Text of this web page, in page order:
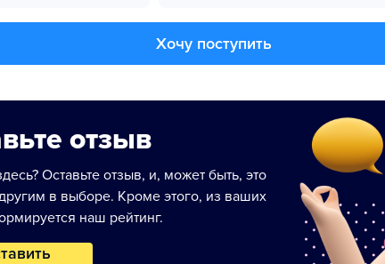
Хочу поступить
отзыв
Оставьте отзыв, и, может быть, это
в выборе. Кроме этого, из ваших
наш рейтинг.